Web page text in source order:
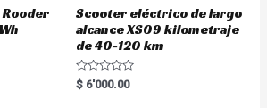
Scooter eléctrico de largo
alcance XS09 kilometraje
de 40-120 km
R
a
$ 6'000.00